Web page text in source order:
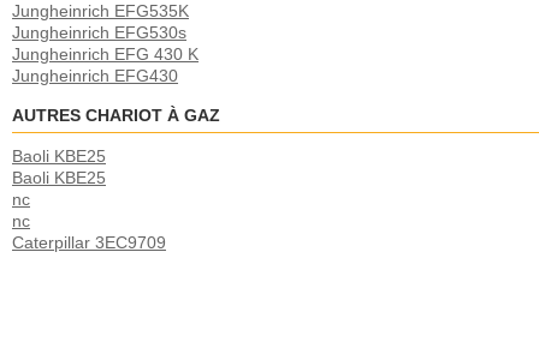
Jungheinrich EFG535K
Jungheinrich EFG530s
Jungheinrich EFG 430 K
Jungheinrich EFG430
AUTRES CHARIOT À GAZ
Baoli KBE25
Baoli KBE25
nc
nc
Caterpillar 3EC9709